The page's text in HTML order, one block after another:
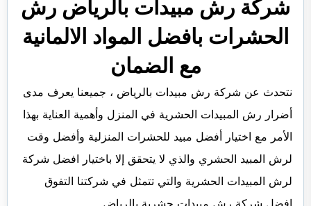
شركة رش مبيدات بالرياض رش
الحشرات بافضل المواد الالمانية
مع الضمان
نتحدث عن شركة رش مبيدات بالرياض ، جميعنا يعرف مدى
أضرار رش المبيدات الحشرية في المنزل وأهمية العناية بهذا
الأمر مع اختيار أفضل مبيد للحشرات المنزلية وأفضل وقت
لرش المبيد الحشري والذي لا يتحقق إلا باختيار افضل شركة
لرش المبيدات الحشرية والتي تتمثل في شركتنا التفوق
افضل شركة رش مبيدات حشرية بالرياض.